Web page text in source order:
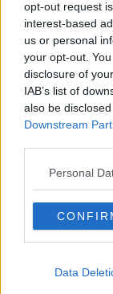
opt-out request
interest-based
us or personal
your opt-out.
disclosure of
IAB’s list of
also be
Downstream
Personal
Data
VRAM
Är intresserad
Ja, den ska klara
2014-02-22, 12:26
Medlem
Ännu en dator som
Intel® Core™ i5-
39,6 cm (15,6") HD
8 GB DDR3L minne
AMDRadeon HD
Skulle denna dator